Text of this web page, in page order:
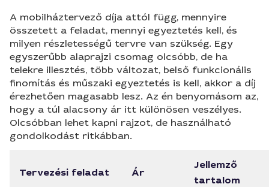
A mobilháztervező díja attól függ, mennyire
összetett a feladat, mennyi egyeztetés kell, és
milyen részletességű tervre van szükség. Egy
egyszerűbb alaprajzi csomag olcsóbb, de ha
telekre illesztés, több változat, belső funkcionális
finomítás és műszaki egyeztetés is kell, akkor a díj
érezhetően magasabb lesz. Az én benyomásom az,
hogy a túl alacsony ár itt különösen veszélyes.
Olcsóbban lehet kapni rajzot, de használható
gondolkodást ritkábban.
Tervezési feladat Ár
Jellemző
tartalom